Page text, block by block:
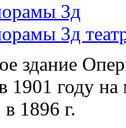
3д
3д
здание
1901 году
1896 г.